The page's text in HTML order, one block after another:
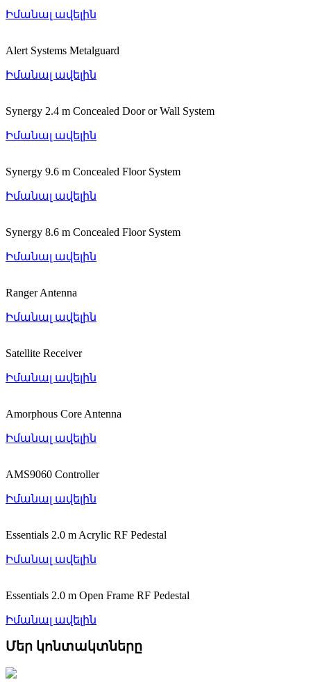
Իմանալ ավելին
Alert Systems Metalguard
Իմանալ ավելին
Synergy 2.4 m Concealed Door or Wall System
Իմանալ ավելին
Synergy 9.6 m Concealed Floor System
Իմանալ ավելին
Synergy 8.6 m Concealed Floor System
Իմանալ ավելին
Ranger Antenna
Իմանալ ավելին
Satellite Receiver
Իմանալ ավելին
Amorphous Core Antenna
Իմանալ ավելին
AMS9060 Controller
Իմանալ ավելին
Essentials 2.0 m Acrylic RF Pedestal
Իմանալ ավելին
Essentials 2.0 m Open Frame RF Pedestal
Իմանալ ավելին
Մեր կոնտակտները